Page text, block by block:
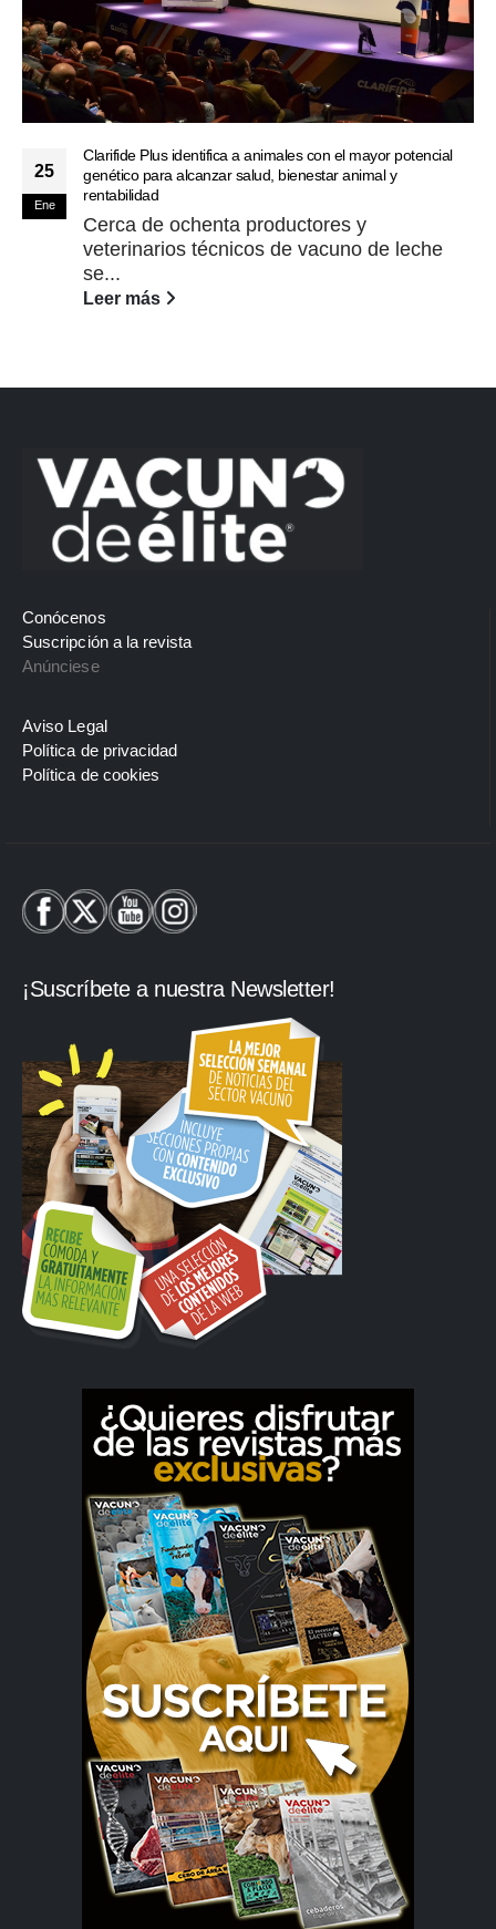
25
Ene
Clarifide Plus identifica a animales con el mayor potencial
genético para alcanzar salud, bienestar animal y
rentabilidad
Cerca de ochenta productores y
veterinarios técnicos de vacuno de leche
se...
Leer más
Conócenos
Suscripción a la revista
Anúnciese
Aviso Legal
Política de privacidad
Política de cookies
¡Suscríbete a nuestra Newsletter!